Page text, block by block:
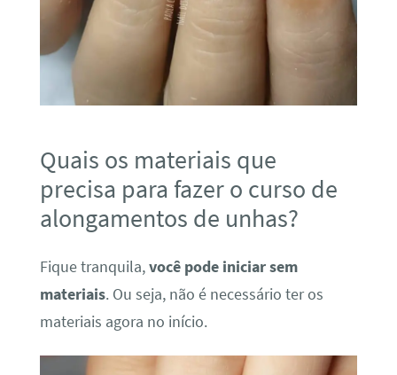
Quais os materiais que
precisa para fazer o curso de
alongamentos de unhas?
Fique tranquila,você pode iniciar sem
materiais. Ou seja, não é necessário ter os
materiais agora no início.